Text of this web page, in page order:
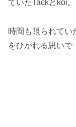
ていたTackとkoi。
時間も限られてい
をひかれる思いで